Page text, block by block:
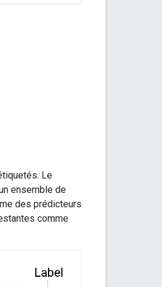
Le
ensemble de
des prédicteurs
comme